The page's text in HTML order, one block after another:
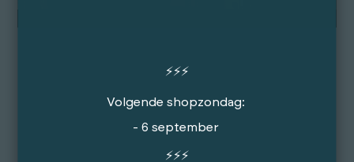
⚡️⚡️⚡️
Volgende shopzondag:
- 6 september
⚡️⚡️⚡️